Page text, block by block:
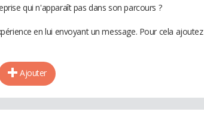
qui n'apparaît pas dans son parcours ?
en lui envoyant un message. Pour cela ajoutez
Ajouter